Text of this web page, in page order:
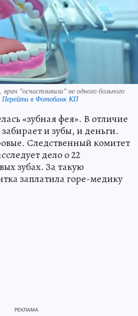
"осчастливила" не одного больного
Перейти в Фотобанк КП
«зубная фея». В отличие
и зубы, и деньги.
Следственный комитет
дело о 22
зубах. За такую
заплатила горе-медику